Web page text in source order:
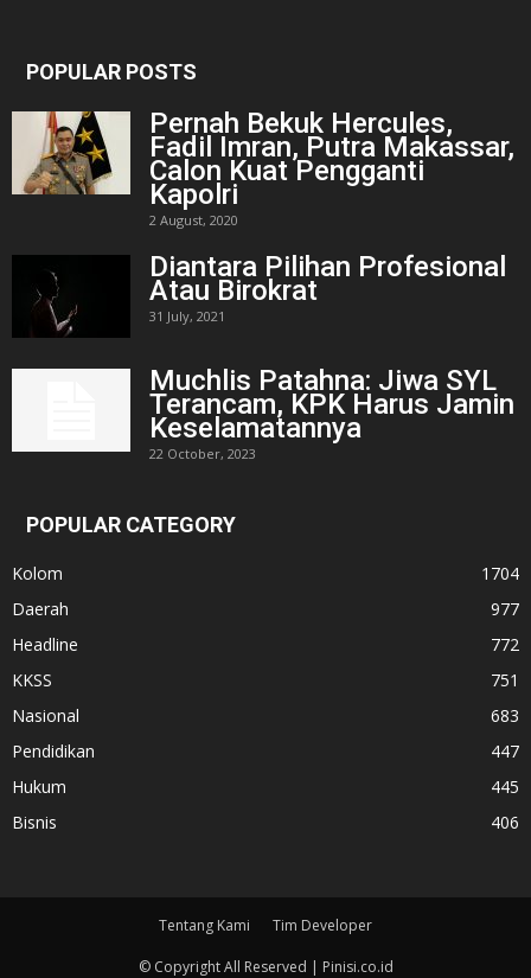
POPULAR POSTS
Pernah Bekuk Hercules,
Fadil Imran, Putra Makassar,
Calon Kuat Pengganti
Kapolri
2 August, 2020
Diantara Pilihan Profesional
Atau Birokrat
31 July, 2021
Muchlis Patahna: Jiwa SYL
Terancam, KPK Harus Jamin
Keselamatannya
22 October, 2023
POPULAR CATEGORY
Kolom
1704
Daerah
977
Headline
772
KKSS
751
Nasional
683
Pendidikan
447
Hukum
445
Bisnis
406
Tentang Kami Tim Developer
© Copyright All Reserved | Pinisi.co.id